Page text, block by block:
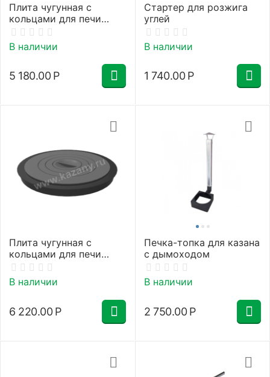
Плита чугунная с
кольцами для печи
40см
В наличии
5 180.00 Р
Стартер для розжига
углей
В наличии
1 740.00 Р
Плита чугунная с
кольцами для печи
45см
В наличии
6 220.00 Р
Печка-топка для казана
с дымоходом
В наличии
2 750.00 Р